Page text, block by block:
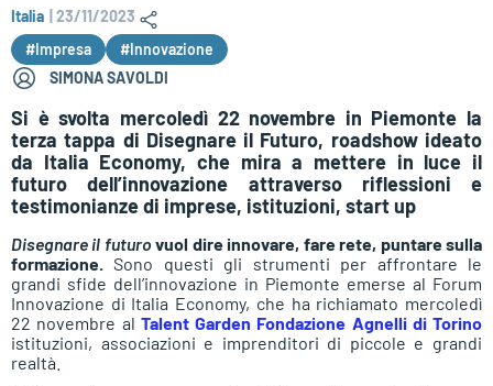
Italia
23/11/2023
#Impresa
#Innovazione
SIMONA SAVOLDI
Si è svolta mercoledì 22 novembre in Piemonte la
terza tappa di Disegnare il Futuro, roadshow ideato
da Italia Economy, che mira a mettere in luce il
futuro dell’innovazione attraverso riflessioni e
testimonianze di imprese, istituzioni, start up
Disegnare il futuro vuol dire innovare, fare rete, puntare sulla
formazione. Sono questi gli strumenti per affrontare le
grandi sfide dell’innovazione in Piemonte emerse al Forum
Innovazione di Italia Economy, che ha richiamato mercoledì
22 novembre al Talent Garden Fondazione Agnelli di Torino
istituzioni, associazioni e imprenditori di piccole e grandi
realtà.